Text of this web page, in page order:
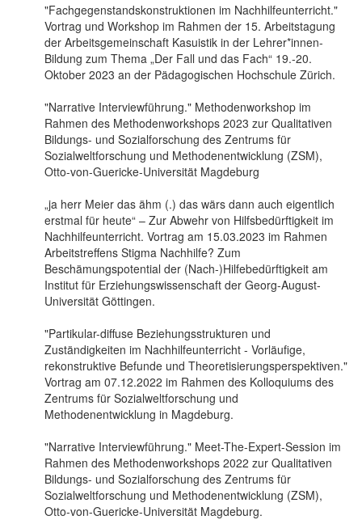
"Fachgegenstandskonstruktionen im Nachhilfeunterricht."
Vortrag und Workshop im Rahmen der 15. Arbeitstagung
der Arbeitsgemeinschaft Kasuistik in der Lehrer*innen-
Bildung zum Thema „Der Fall und das Fach“ 19.-20.
Oktober 2023 an der Pädagogischen Hochschule Zürich.
"Narrative Interviewführung." Methodenworkshop im
Rahmen des Methodenworkshops 2023 zur Qualitativen
Bildungs- und Sozialforschung des Zentrums für
Sozialweltforschung und Methodenentwicklung (ZSM),
Otto-von-Guericke-Universität Magdeburg
„ja herr Meier das ähm (.) das wärs dann auch eigentlich
erstmal für heute“ – Zur Abwehr von Hilfsbedürftigkeit im
Nachhilfeunterricht. Vortrag am 15.03.2023 im Rahmen
Arbeitstreffens Stigma Nachhilfe? Zum
Beschämungspotential der (Nach-)Hilfebedürftigkeit am
Institut für Erziehungswissenschaft der Georg-August-
Universität Göttingen.
"Partikular-diffuse Beziehungsstrukturen und
Zuständigkeiten im Nachhilfeunterricht - Vorläufige,
rekonstruktive Befunde und Theoretisierungsperspektiven."
Vortrag am 07.12.2022 im Rahmen des Kolloquiums des
Zentrums für Sozialweltforschung und
Methodenentwicklung in Magdeburg.
"Narrative Interviewführung." Meet-The-Expert-Session im
Rahmen des Methodenworkshops 2022 zur Qualitativen
Bildungs- und Sozialforschung des Zentrums für
Sozialweltforschung und Methodenentwicklung (ZSM),
Otto-von-Guericke-Universität Magdeburg.